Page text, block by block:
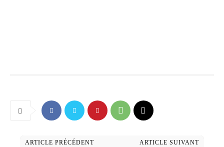
ARTICLE PRÉCÉDENT ARTICLE SUIVANT